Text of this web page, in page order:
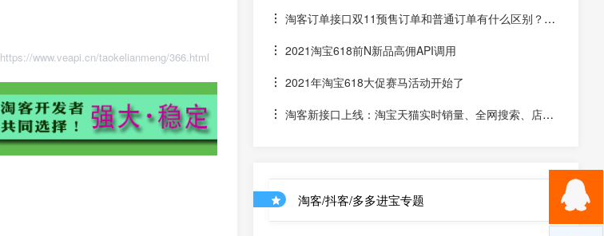
https://www.veapi.cn/taokelianmeng/366.html
进情况和API调用说明
淘客订单接口双11预售订单和普通订单有什么区别？怎
么区分是淘客双11预售订单是否已付尾款？预售中支付了定
金的宝贝该如何计算佣金
2021淘宝618前N新品高佣API调用
2021年淘宝618大促赛马活动开始了
淘客新接口上线：淘宝天猫实时销量、全网搜索、店铺
淘客/抖客/多多进宝专题